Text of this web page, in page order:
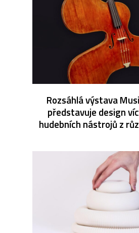
Rozsáhlá výstava
představuje design
hudebních nástrojů z